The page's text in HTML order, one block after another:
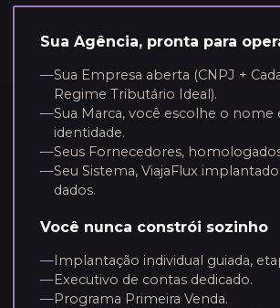
Sua Agência, pronta para
—Sua Empresa aberta (CNPJ +
Regime Tributário Ideal).
—Sua Marca, você escolhe o nome
identidade.
—Seus Fornecedores,
—Seu Sistema, ViajaFlux
dados.
Você nunca constrói sozinho
—Implantação individual guiada,
—Executivo de contas dedicado.
—Programa Primeira Venda.